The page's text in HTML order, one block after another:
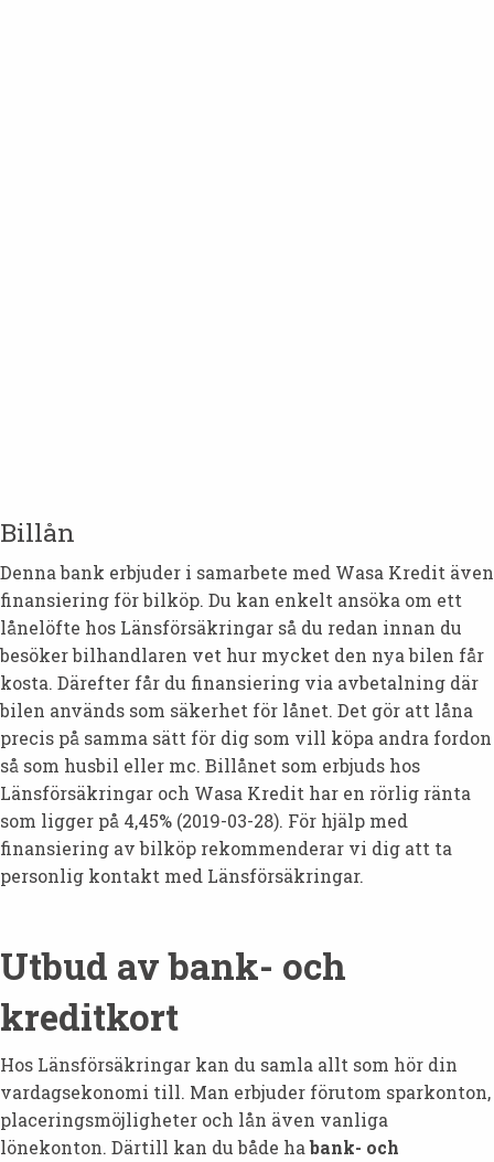
Billån
Denna bank erbjuder i samarbete med Wasa Kredit även
finansiering för bilköp. Du kan enkelt ansöka om ett
lånelöfte hos Länsförsäkringar så du redan innan du
besöker bilhandlaren vet hur mycket den nya bilen får
kosta. Därefter får du finansiering via avbetalning där
bilen används som säkerhet för lånet. Det gör att låna
precis på samma sätt för dig som vill köpa andra fordon
så som husbil eller mc. Billånet som erbjuds hos
Länsförsäkringar och Wasa Kredit har en rörlig ränta
som ligger på 4,45% (2019-03-28). För hjälp med
finansiering av bilköp rekommenderar vi dig att ta
personlig kontakt med Länsförsäkringar.
Utbud av bank- och
kreditkort
Hos Länsförsäkringar kan du samla allt som hör din
vardagsekonomi till. Man erbjuder förutom sparkonton,
placeringsmöjligheter och lån även vanliga
lönekonton. Därtill kan du både habank- och